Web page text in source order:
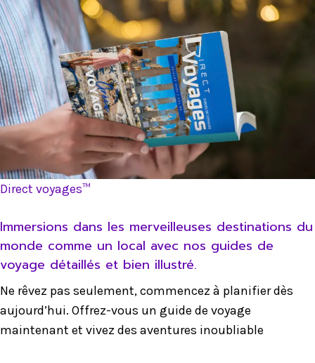
Direct voyages™
Immersions dans les merveilleuses destinations du
monde comme un local avec nos guides de
voyage détaillés et bien illustré.
Ne rêvez pas seulement, commencez à planifier dès
aujourd’hui. Offrez-vous un guide de voyage
maintenant et vivez des aventures inoubliable